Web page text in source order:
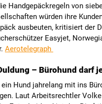
Handgepäckregeln von
würden ihre
ausbeuten, kritisiert der
Easyjet,
Aerotelegraph
– Bürohund darf
Hund jahrelang mit ins
Laut Arbeitsrechtler